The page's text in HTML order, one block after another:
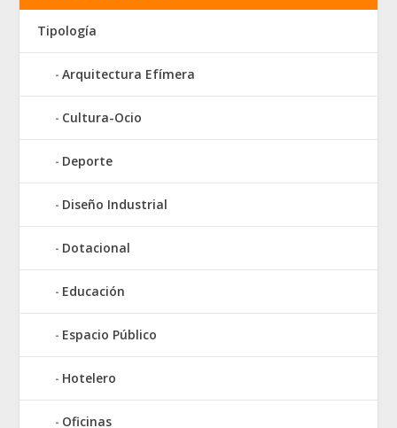
Tipología
Arquitectura Efímera
Cultura-Ocio
Deporte
Diseño Industrial
Dotacional
Educación
Espacio Público
Hotelero
Oficinas